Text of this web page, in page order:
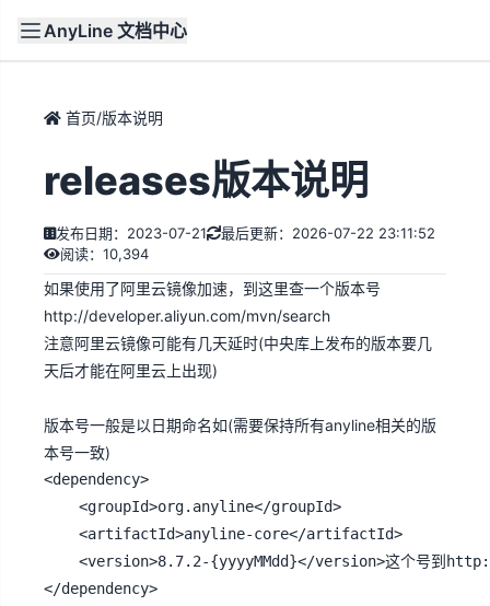
AnyLine 文档中心
文档 首页
首页/版本说明
releases版本说明
发布日期：2023-07-21
最后更新：2026-07-22 23:11:52
阅读：10,394
如果使用了阿里云镜像加速，到这里查一个版本号
http://developer.aliyun.com/mvn/search
注意阿里云镜像可能有几天延时(中央库上发布的版本要几
天后才能在阿里云上出现)
版本号一般是以日期命名如(需要保持所有anyline相关的版
本号一致)
<dependency>
    <groupId>org.anyline</groupId>
    <artifactId>anyline-core</artifactId>
<version>8.7.2-{yyyyMMdd}</version>这个号到
</dependency>